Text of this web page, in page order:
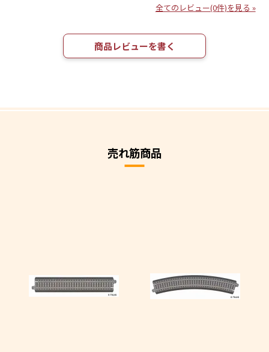
全てのレビュー(0件)を見る »
商品レビューを書く
売れ筋商品